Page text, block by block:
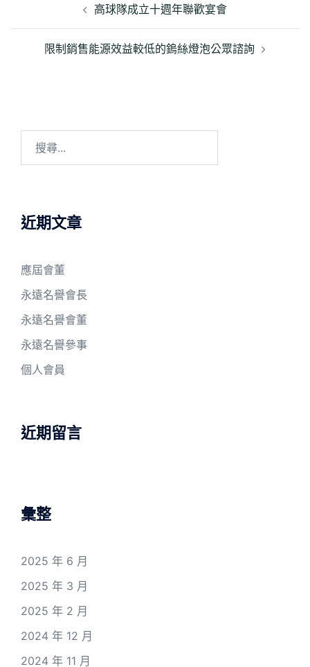
導
高球隊成立十週年聯歡宴會
限制銷售能源效益較低的鎢絲燈泡公眾諮詢
字:
近期文章
應屆會董
永遠名譽會長
永遠名譽會董
永遠名譽參事
個人會員
近期留言
彙整
2025 年 6 月
2025 年 3 月
2025 年 2 月
2024 年 12 月
2024 年 11 月